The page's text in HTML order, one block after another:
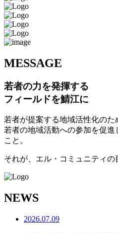
MESSAGE
若者の力を発揮する
フィールドを鯖江に
若者が提案する地域活性化のた
若者の地域活動への参加を促
こと。
それが、エル・コミュニティの
NEWS
2026.07.09